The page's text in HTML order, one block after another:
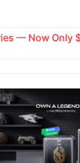
— Now Only